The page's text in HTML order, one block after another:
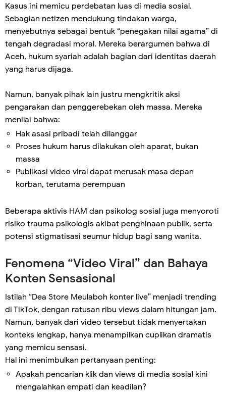
Kasus ini memicu perdebatan luas di media sosial.
Sebagian netizen mendukung tindakan warga,
menyebutnya sebagai bentuk “penegakan nilai agama” di
tengah degradasi moral. Mereka berargumen bahwa di
Aceh, hukum syariah adalah bagian dari identitas daerah
yang harus dijaga.
Namun, banyak pihak lain justru mengkritik aksi
pengarakan dan penggerebekan oleh massa. Mereka
menilai bahwa:
Hak asasi pribadi telah dilanggar
Proses hukum harus dilakukan oleh aparat, bukan
massa
Publikasi video viral dapat merusak masa depan
korban, terutama perempuan
Beberapa aktivis HAM dan psikolog sosial juga menyoroti
risiko trauma psikologis akibat penghinaan publik, serta
potensi stigmatisasi seumur hidup bagi sang wanita.
Fenomena “Video Viral” dan Bahaya
Konten Sensasional
Istilah “Dea Store Meulaboh konter live” menjadi trending
di TikTok, dengan ratusan ribu views dalam hitungan jam.
Namun, banyak dari video tersebut tidak menyertakan
konteks lengkap, hanya menampilkan cuplikan dramatis
yang memicu sensasi.
Hal ini menimbulkan pertanyaan penting:
Apakah pencarian klik dan views di media sosial kini
mengalahkan empati dan keadilan?